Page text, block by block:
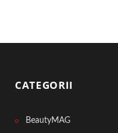
CATEGORII
BeautyMAG